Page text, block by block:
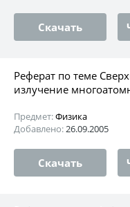
Скачать
Реферат по теме
излучение
Предмет:Физика
Добавлено:26.09.2005
Скачать